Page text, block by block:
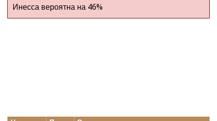
Инесса вероятна на 46%